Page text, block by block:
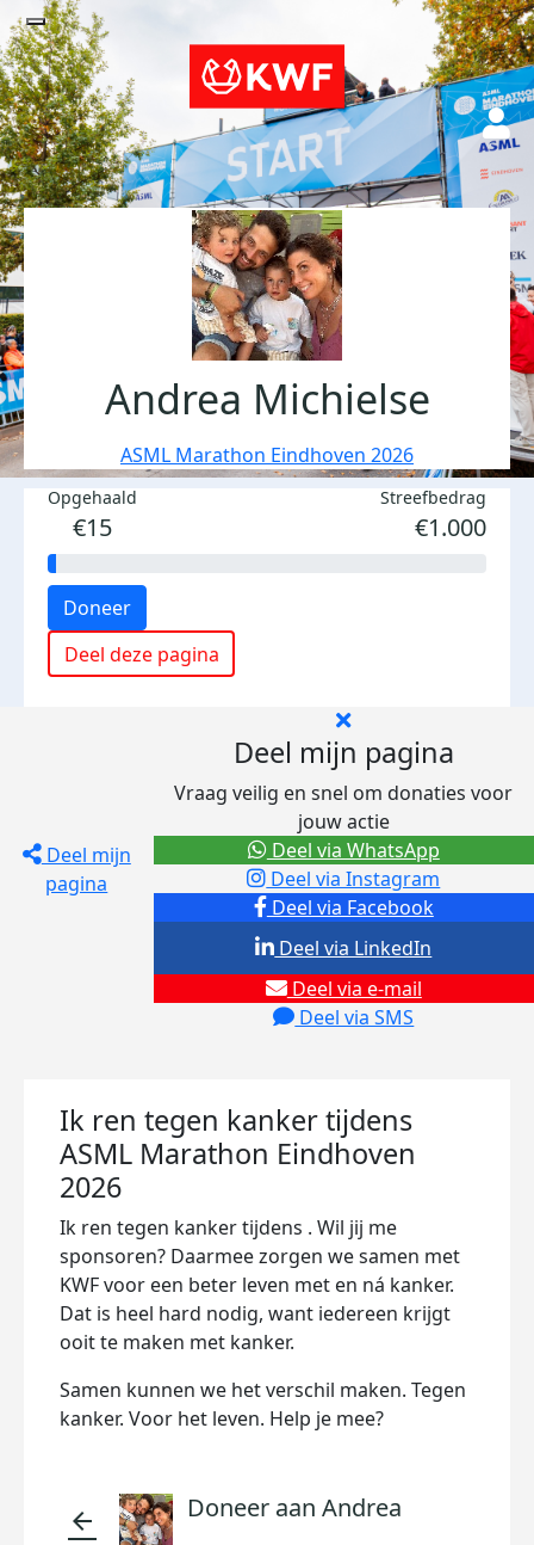
Andrea Michielse
ASML Marathon Eindhoven 2026
Opgehaald
€15
Streefbedrag
€1.000
Doneer
Deel deze pagina
Deel mijn
pagina
Deel mijn pagina
Vraag veilig en snel om donaties voor
jouw actie
Deel via Facebook
Deel via Instagram
Deel via e-mail
Deel via SMS
Deel via LinkedIn
Deel via WhatsApp
Ik ren tegen kanker tijdens
ASML Marathon Eindhoven
2026
Ik ren tegen kanker tijdens . Wil jij me
sponsoren? Daarmee zorgen we samen met
KWF voor een beter leven met en ná kanker.
Dat is heel hard nodig, want iedereen krijgt
ooit te maken met kanker.
Samen kunnen we het verschil maken. Tegen
kanker. Voor het leven. Help je mee?
arrow_back Doneer aan Andrea